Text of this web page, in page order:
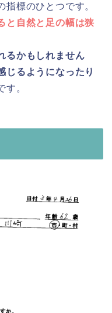
標のひとつです。
と自然と足の幅は狭
るかもしれません
じるようになったり
す。